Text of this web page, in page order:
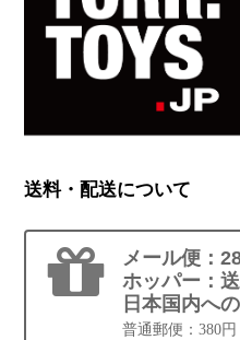
送料・配送について
メール便：
ホッパー：
日本国内へ
普通郵便：380